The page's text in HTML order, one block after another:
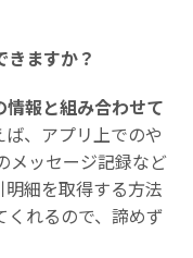
ますか？
情報と組み合わせて
、アプリ上でのや
メッセージ記録など
細を取得する方法
れるので、諦めず